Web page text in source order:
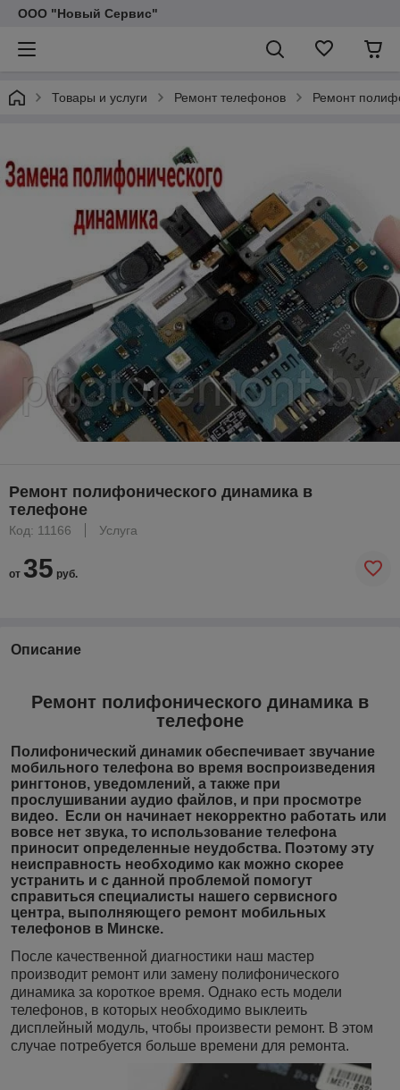
ООО "Новый Сервис"
Товары и услуги Ремонт телефонов Ремонт
Ремонт полифонического динамика в
телефоне
Код: 11166 Услуга
от 35 руб.
Описание
Ремонт полифонического динамика в
телефоне
Полифонический динамик обеспечивает звучание
мобильного телефона во время воспроизведения
рингтонов, уведомлений, а также при
прослушивании аудио файлов, и при просмотре
видео. Если он начинает некорректно работать или
вовсе нет звука, то использование телефона
приносит определенные неудобства. Поэтому эту
неисправность необходимо как можно скорее
устранить и с данной проблемой помогут
справиться специалисты нашего сервисного
центра, выполняющего ремонт мобильных
телефонов в Минске.
После качественной диагностики наш мастер
производит ремонт или замену полифонического
динамика за короткое время. Однако есть модели
телефонов, в которых необходимо выклеить
дисплейный модуль, чтобы произвести ремонт. В этом
случае потребуется больше времени для ремонта.